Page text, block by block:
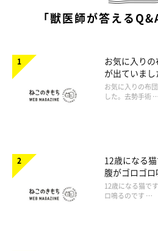
「獣医師が答える
お気に入り
が出ていま
でしょうか。
お気に入りの布
した。去勢手術 …
12歳になる
腹がゴロゴロ
12歳になる猫で
ロ鳴るのです …